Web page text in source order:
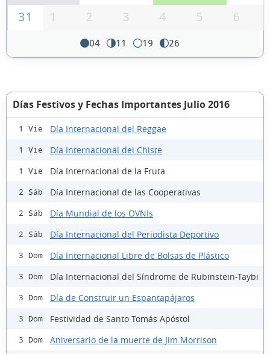
31
1 2 3 4 5 6
04 11 19 26
Días Festivos y Fechas Importantes Julio 2016
1 Vie Día Internacional del Reggae
1 Vie Día Internacional del Chiste
1 Vie Día Internacional de la Fruta
2 Sáb Día Internacional de las Cooperativas
2 Sáb Día Mundial de los OVNIs
2 Sáb Día Internacional del Periodista Deportivo
3 Dom Día Internacional Libre de Bolsas de Plástico
3 Dom Día Internacional del Síndrome de Rubinstein-Taybi
3 Dom Día de Construir un Espantapájaros
3 Dom Festividad de Santo Tomás Apóstol
3 Dom Aniversario de la muerte de Jim Morrison